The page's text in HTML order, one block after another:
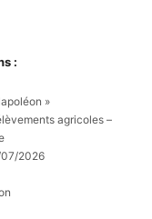
:
»
agricoles –
2026